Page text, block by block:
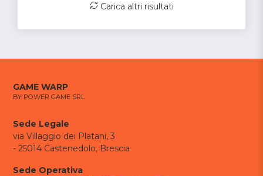
Carica altri risultati
GAME WARP
BY POWER GAME SRL
Sede Legale
via Villaggio dei Platani, 3
- 25014 Castenedolo, Brescia
Sede Operativa